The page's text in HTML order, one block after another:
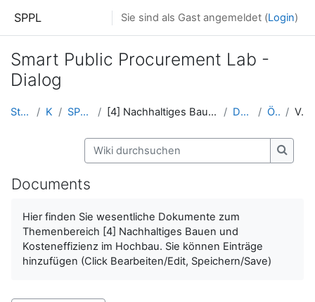
SPPL Sie sind als Gast angemeldet (Login)
Smart Public Procurement Lab -
Dialog
Startseite Kurse SPPL Platform [4] Nachhaltiges Bauen und Kosteneffizienz im Hoch... Documents ÖkoKauf Verlauf
Wiki durchsuchen
Wiki
Documents
Hier finden Sie wesentliche Dokumente zum
Themenbereich [4] Nachhaltiges Bauen und
Kosteneffizienz im Hochbau. Sie können Einträge
hinzufügen (Click Bearbeiten/Edit, Speichern/Save)